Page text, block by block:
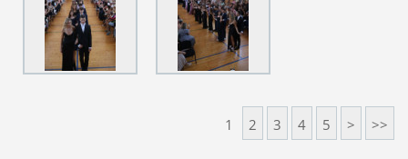
1 2 3 4 5 > >>